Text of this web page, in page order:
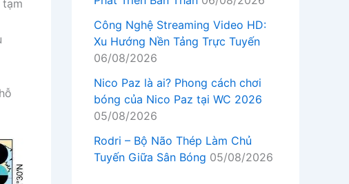
Công Nghệ Streaming Video HD:
Xu Hướng Nền Tảng Trực Tuyến
06/08/2026
Nico Paz là ai? Phong cách chơi
bóng của Nico Paz tại WC 2026
05/08/2026
Rodri – Bộ Não Thép Làm Chủ
Tuyến Giữa Sân Bóng 05/08/2026